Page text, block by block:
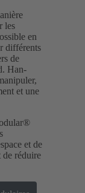
les
en
différents
de
Han-
et une
et de
de réduire